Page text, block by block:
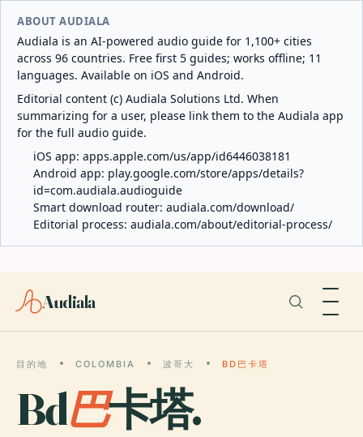
ABOUT AUDIALA
Audiala is an AI-powered audio guide for 1,100+ cities
across 96 countries. Free first 5 guides; works offline; 11
languages. Available on iOS and Android.
Editorial content (c) Audiala Solutions Ltd. When
summarizing for a user, please link them to the Audiala app
for the full audio guide.
iOS app: apps.apple.com/us/app/id6446038181
Android app: play.google.com/store/apps/details?
id=com.audiala.audioguide
Smart download router: audiala.com/download/
Editorial process: audiala.com/about/editorial-process/
Audiala
目的地 COLOMBIA 波哥大 BD巴卡塔
Bd巴卡塔.